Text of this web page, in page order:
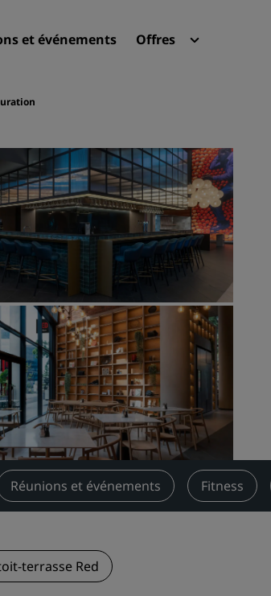
et événements Offres
Destinations
Resorts
Appartements hôteliers
Hôtels d'aéroport
Nouveaux et futurs hôtels
Réunions et événements
Découvrez Radisson Meetings
Réservez une salle de réunion
Demander un devis
Pour les événements
Solutions d’entreprise
Rechercher des vols
Rechercher des vols
Restaurants
Rechercher un restaurant
Réunions et événements Fitness
terrasse Red